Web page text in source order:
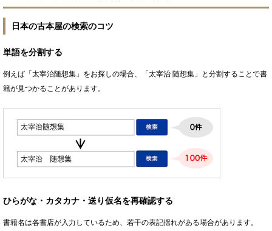
日本の古本屋の検索のコツ
単語を分割する
例えば「太宰治随想集」をお探しの場合、「太宰治 随想集」と分割することで書
籍が見つかることがあります。
ひらがな・カタカナ・送り仮名を再確認する
書籍名は各書店が入力しているため、若干の表記揺れがある場合があります。